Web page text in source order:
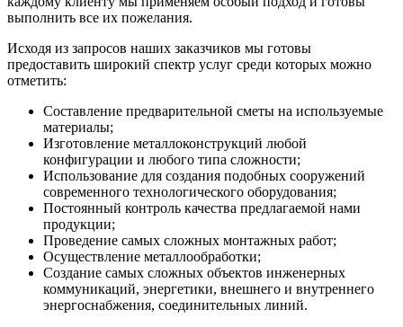
выполнить все их пожелания.
Исходя из запросов наших заказчиков мы готовы
предоставить широкий спектр услуг среди которых можно
отметить:
Составление предварительной сметы на используемые
материалы;
Изготовление металлоконструкций любой
конфигурации и любого типа сложности;
Использование для создания подобных сооружений
современного технологического оборудования;
Постоянный контроль качества предлагаемой нами
продукции;
Проведение самых сложных монтажных работ;
Осуществление металлообработки;
Создание самых сложных объектов инженерных
коммуникаций, энергетики, внешнего и внутреннего
энергоснабжения, соединительных линий.